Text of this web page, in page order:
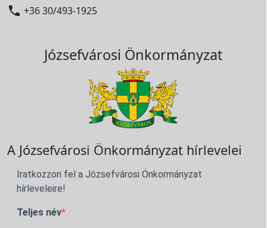
 +36 30/493-1925
Józsefvárosi Önkormányzat
A Józsefvárosi Önkormányzat hírlevelei
Iratkozzon fel a Józsefvárosi Önkormányzat
hírleveleire!
Teljes név